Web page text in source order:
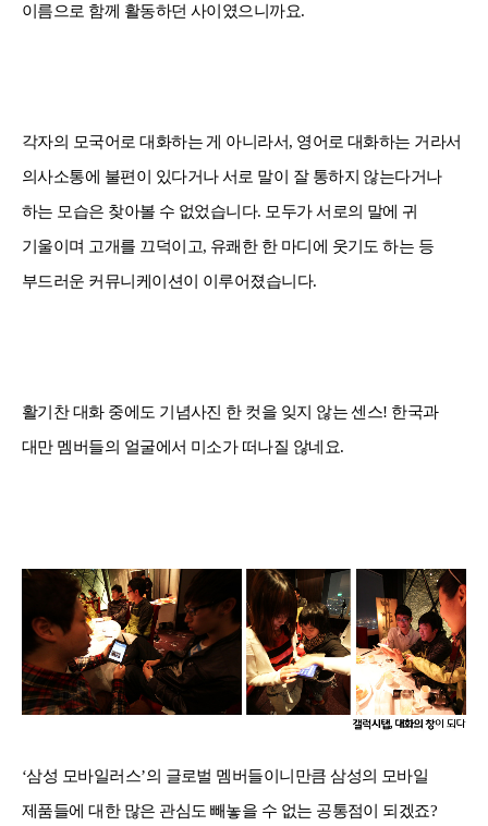
이름으로 함께 활동하던 사이였으니까요.
각자의 모국어로 대화하는 게 아니라서, 영어로 대화하는 거라서
의사소통에 불편이 있다거나 서로 말이 잘 통하지 않는다거나
하는 모습은 찾아볼 수 없었습니다. 모두가 서로의 말에 귀
기울이며 고개를 끄덕이고, 유쾌한 한 마디에 웃기도 하는 등
부드러운 커뮤니케이션이 이루어졌습니다.
활기찬 대화 중에도 기념사진 한 컷을 잊지 않는 센스! 한국과
대만 멤버들의 얼굴에서 미소가 떠나질 않네요.
‘삼성 모바일러스’의 글로벌 멤버들이니만큼 삼성의 모바일
제품들에 대한 많은 관심도 빼놓을 수 없는 공통점이 되겠죠?